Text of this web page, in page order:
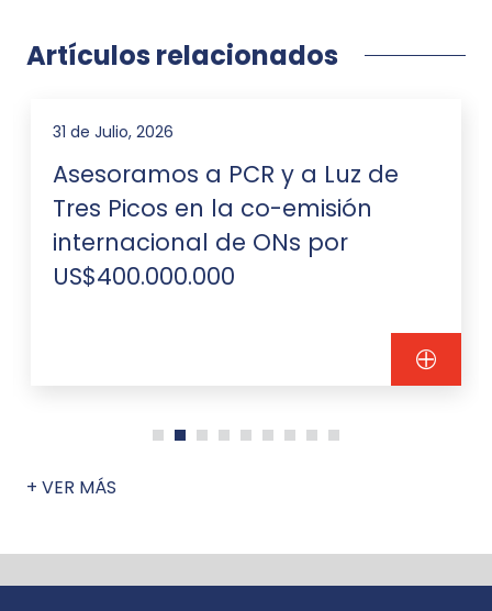
Artículos relacionados
31 de Julio, 2026
Asesoramos a PCR y a Luz de
Tres Picos en la co-emisión
internacional de ONs por
US$400.000.000
+ VER MÁS